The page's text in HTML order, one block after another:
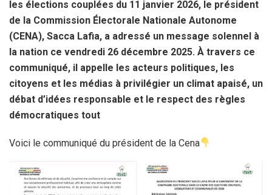
les élections couplées du 11 janvier 2026, le président
de la Commission Électorale Nationale Autonome
(CENA), Sacca Lafia, a adressé un message solennel à
la nation ce vendredi 26 décembre 2025. À travers ce
communiqué, il appelle les acteurs politiques, les
citoyens et les médias à privilégier un climat apaisé, un
débat d’idées responsable et le respect des règles
démocratiques tout
Voici le communiqué du président de la Cena